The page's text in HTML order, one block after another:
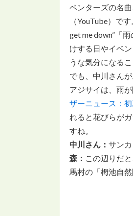
ペンターズの名
（YouTube） です
get me down”「
けする日やイベ
うな気分になるこ
でも、中川さん
アジサイは、雨
ザーニュース：初
れると花びらが
すね。
中川さん： サン
森： この辺りだ
馬村の「栂池自